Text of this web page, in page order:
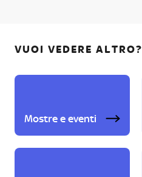
VUOI VEDERE ALTRO?
Mostre e eventi